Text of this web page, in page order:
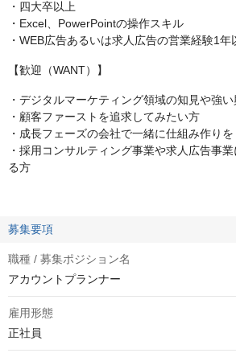
・四大卒以上
・Excel、PowerPointの操作スキル
・WEB広告あるいは求人広告の営業経験1年
【歓迎（WANT）】
・デジタルマーケティング領域の知見や強
・顧客ファーストを追求してみたい方
・成長フェーズの会社で一緒に仕組み作り
・採用コンサルティング事業や求人広告事
る方
募集要項
職種 / 募集ポジション名
アカウントプランナー
雇用形態
正社員